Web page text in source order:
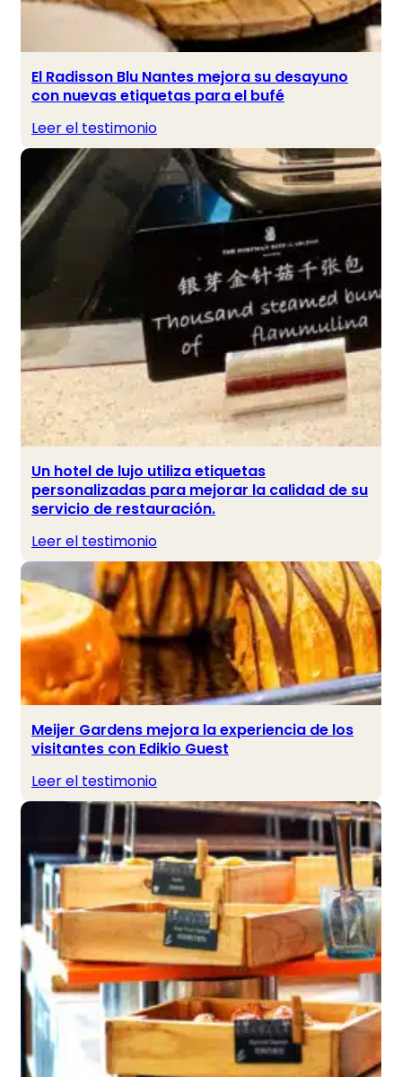
El Radisson Blu Nantes mejora su desayuno
con nuevas etiquetas para el bufé
Leer el testimonio
Un hotel de lujo utiliza etiquetas
personalizadas para mejorar la calidad de su
servicio de restauración.
Leer el testimonio
Meijer Gardens mejora la experiencia de los
visitantes con Edikio Guest
Leer el testimonio